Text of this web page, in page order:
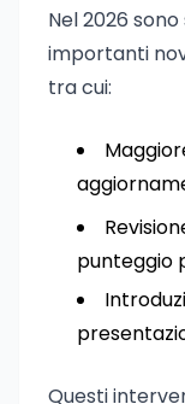
Nel 2026
importanti
tra cui:
punteggio
Questi